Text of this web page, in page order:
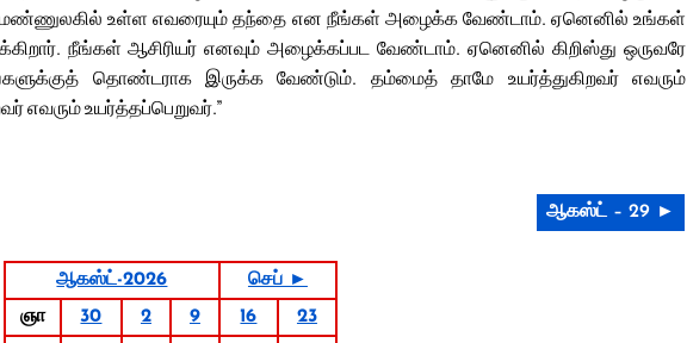
உள்ள எவரையும் தந்தை என நீங்கள் அழைக்க வேண்டாம். ஏனெனில் உங்கள்
நீங்கள் ஆசிரியர் எனவும் அழைக்கப்பட வேண்டாம். ஏனெனில் கிறிஸ்து ஒருவரே
தொண்டராக இருக்க வேண்டும். தம்மைத் தாமே உயர்த்துகிறவர் எவரும்
எவரும் உயர்த்தப்பெறுவர்.”
ஆகஸ்ட் – 29 ►
ஆகஸ்ட்-2026
செப் ►
ஞா
30 2 9 16
23